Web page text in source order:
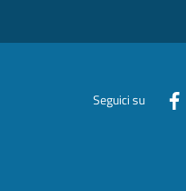
Seguici su